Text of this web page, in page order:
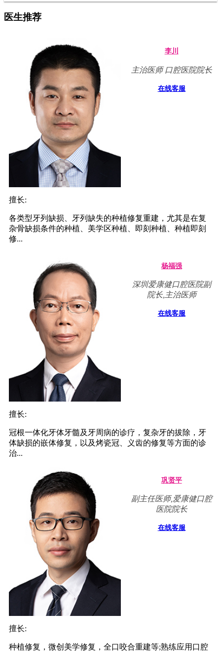
医生推荐
李川
主治医师 口腔医院院长
在线客服
擅长:
各类型牙列缺损、牙列缺失的种植修复重建，尤其是在复
杂骨缺损条件的种植、美学区种植、即刻种植、种植即刻
修...
杨福强
深圳爱康健口腔医院副
院长,主治医师
在线客服
擅长:
冠根一体化牙体牙髓及牙周病的诊疗，复杂牙的拔除，牙
体缺损的嵌体修复，以及烤瓷冠、义齿的修复等方面的诊
治...
巩贤平
副主任医师,爱康健口腔
医院院长
在线客服
擅长:
种植修复，微创美学修复，全口咬合重建等;熟练应用口腔